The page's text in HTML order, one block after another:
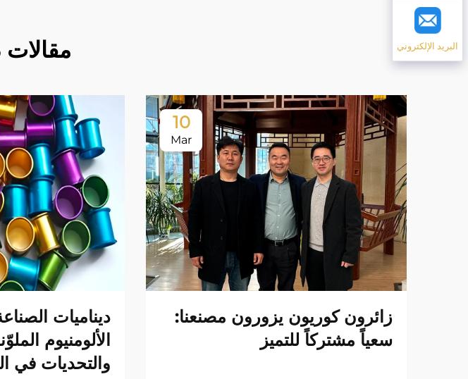
10
Mar
زائرون كوريون يزورون مصنعنا:
سعياً مشتركاً للتميز
ديناميات
الألومنيوم
والتحديات في
البريد الإلكتروني